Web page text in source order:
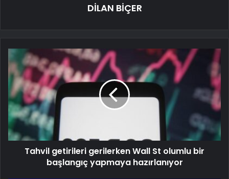
DİLAN BİÇER
Tahvil getirileri gerilerken Wall St olumlu bir
başlangıç yapmaya hazırlanıyor